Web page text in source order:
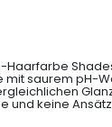
mit saurem pH-
und keine